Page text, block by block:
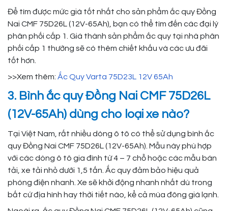
Để tìm được mức giá tốt nhất cho sản phẩm ắc quy Đồng
Nai CMF 75D26L (12V-65Ah), bạn có thể tìm đến các đại lý
phân phối cấp 1. Giá thành sản phẩm ắc quy tại nhà phân
phối cấp 1 thường sẽ có thêm chiết khấu và các ưu đãi
tốt hơn.
>>Xem thêm: Ắc Quy Varta 75D23L 12V 65Ah
3. Bình ắc quy Đồng Nai CMF 75D26L
(12V-65Ah) dùng cho loại xe nào?
Tại Việt Nam, rất nhiều dòng ô tô có thể sử dụng bình ắc
quy Đồng Nai CMF 75D26L (12V-65Ah). Mẫu này phù hợp
với các dòng ô tô gia đình từ 4 – 7 chỗ hoặc các mẫu bán
tải, xe tải nhỏ dưới 1,5 tấn. Ắc quy đảm bảo hiệu quả
phóng điện nhanh. Xe sẽ khởi động nhanh nhất dù trong
bất cứ địa hình hay thời tiết nào, kể cả mùa đông giá lạnh.